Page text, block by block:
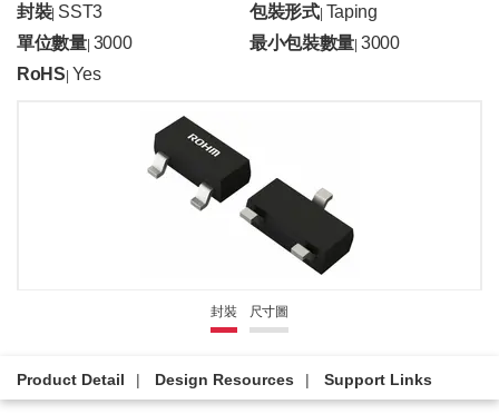
封裝| SST3 包裝形式| Taping
單位數量| 3000 最小包裝數量 |3000
RoHS Yes
封裝 尺寸圖
Product Detail Design Resources Support Links